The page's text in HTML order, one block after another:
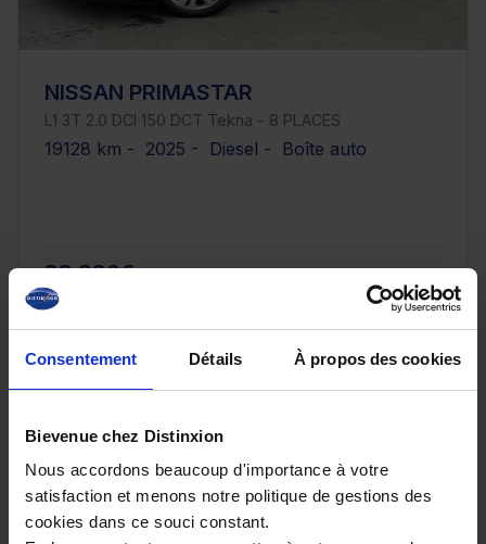
Consentement Détails À propos des cookies
Bievenue chez Distinxion
Nous accordons beaucoup d'importance à votre
satisfaction et menons notre politique de gestions des
cookies dans ce souci constant.
NISSAN PRIMASTAR
L1 3T 2.0 DCI 150 DCT Tekna - 8 PLACES
19128 km - 2025 - Diesel - Boîte auto
33 980€
ou à partir de